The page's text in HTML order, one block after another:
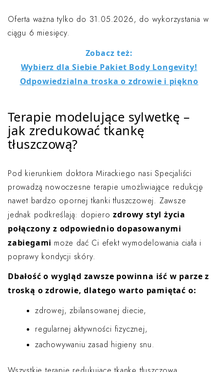
Oferta ważna tylko do 31.05.2026, do wykorzystania w
ciągu 6 miesięcy.
Zobacz też:
Wybierz dla Siebie Pakiet Body Longevity!
Odpowiedzialna troska o zdrowie i piękno
Terapie modelujące sylwetkę –
jak zredukować tkankę
tłuszczową?
Pod kierunkiem doktora Mirackiego nasi Specjaliści
prowadzą nowoczesne terapie umożliwiające redukcję
nawet bardzo opornej tkanki tłuszczowej. Zawsze
jednak podkreślają: dopierozdrowy styl życia
połączony z odpowiednio dopasowanymi
zabiegami może dać Ci efekt wymodelowania ciała i
poprawy kondycji skóry.
Dbałość o wygląd zawsze powinna iść w parze z
troską o zdrowie, dlatego warto pamiętać o:
zdrowej, zbilansowanej diecie,
regularnej aktywności fizycznej,
zachowywaniu zasad higieny snu.